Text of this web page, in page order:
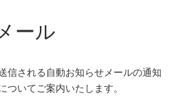
ール
信される自動お知らせメールの通知
いてご案内いたします。